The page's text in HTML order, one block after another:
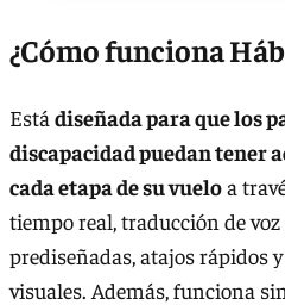
¿Cómo funciona
Está diseñada para que los
discapacidad puedan tener
cada etapa de su vueloa
tiempo real, traducción de voz
prediseñadas, atajos rápidos
visuales. Además, funciona